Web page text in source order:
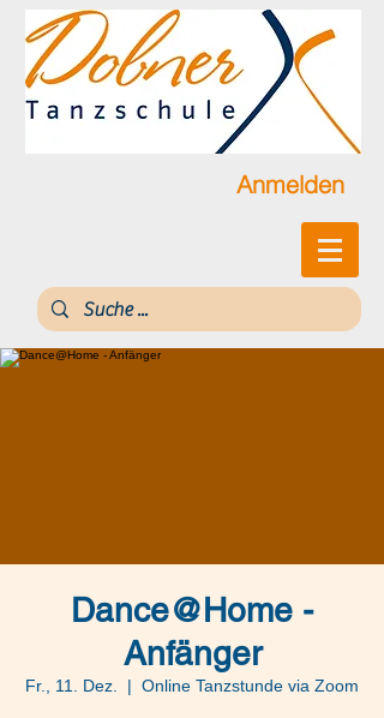
Anmelden
Dance@Home -
Anfänger
Fr., 11. Dez.
  |
Online Tanzstunde via Zoom